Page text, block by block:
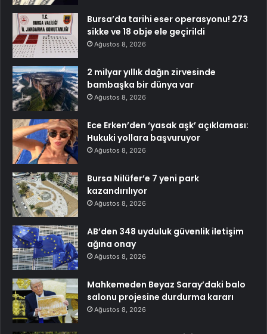
Bursa’da tarihi eser operasyonu! 273
sikke ve 18 obje ele geçirildi
Ağustos 8, 2026
2 milyar yıllık dağın zirvesinde
bambaşka bir dünya var
Ağustos 8, 2026
Ece Erken’den ‘yasak aşk’ açıklaması:
Hukuki yollara başvuruyor
Ağustos 8, 2026
Bursa Nilüfer’e 7 yeni park
kazandırılıyor
Ağustos 8, 2026
AB’den 348 uyduluk güvenlik iletişim
ağına onay
Ağustos 8, 2026
Mahkemeden Beyaz Saray’daki balo
salonu projesine durdurma kararı
Ağustos 8, 2026